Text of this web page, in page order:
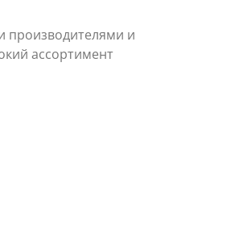
и
ассортимент